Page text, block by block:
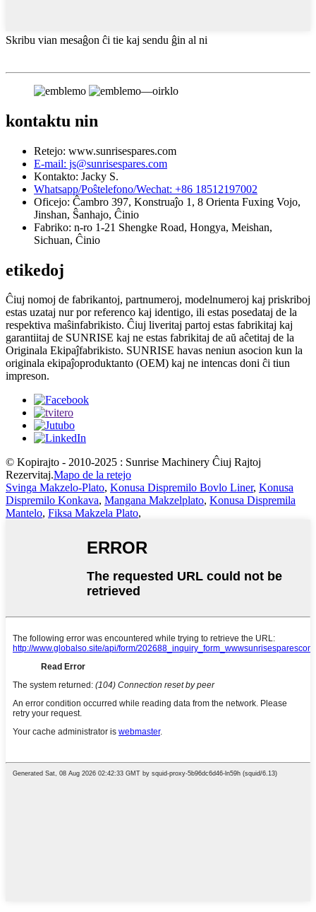
Skribu vian mesaĝon ĉi tie kaj sendu ĝin al ni
kontaktu nin
Retejo: www.sunrisespares.com
E-mail: js@sunrisespares.com
Kontakto: Jacky S.
Whatsapp/Poŝtelefono/Wechat: +86 18512197002
Oficejo: Ĉambro 397, Konstruaĵo 1, 8 Orienta Fuxing Vojo,
Jinshan, Ŝanhajo, Ĉinio
Fabriko: n-ro 1-21 Shengke Road, Hongya, Meishan,
Sichuan, Ĉinio
etikedoj
Ĉiuj nomoj de fabrikantoj, partnumeroj, modelnumeroj kaj priskriboj
estas uzataj nur por referenco kaj identigo, ili estas posedataj de la
respektiva maŝinfabrikisto. Ĉiuj liveritaj partoj estas fabrikitaj kaj
garantiitaj de SUNRISE kaj ne estas fabrikitaj de aŭ aĉetitaj de la
Originala Ekipaĵfabrikisto. SUNRISE havas neniun asocion kun la
originala ekipaĵoproduktanto (OEM) kaj ne intencas doni ĉi tiun
impreson.
© Kopirajto - 2010-2025 : Sunrise Machinery Ĉiuj Rajtoj
Rezervitaj.Mapo de la retejo
Svinga Makzelo-Plato, Konusa Dispremilo Bovlo Liner, Konusa
Dispremilo Konkava, Mangana Makzelplato, Konusa Dispremila
Mantelo, Fiksa Makzela Plato,